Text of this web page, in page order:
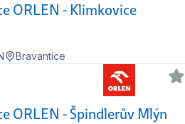
ORLEN - Klimkovice
Bravantice
ORLEN - Špindlerův Mlýn